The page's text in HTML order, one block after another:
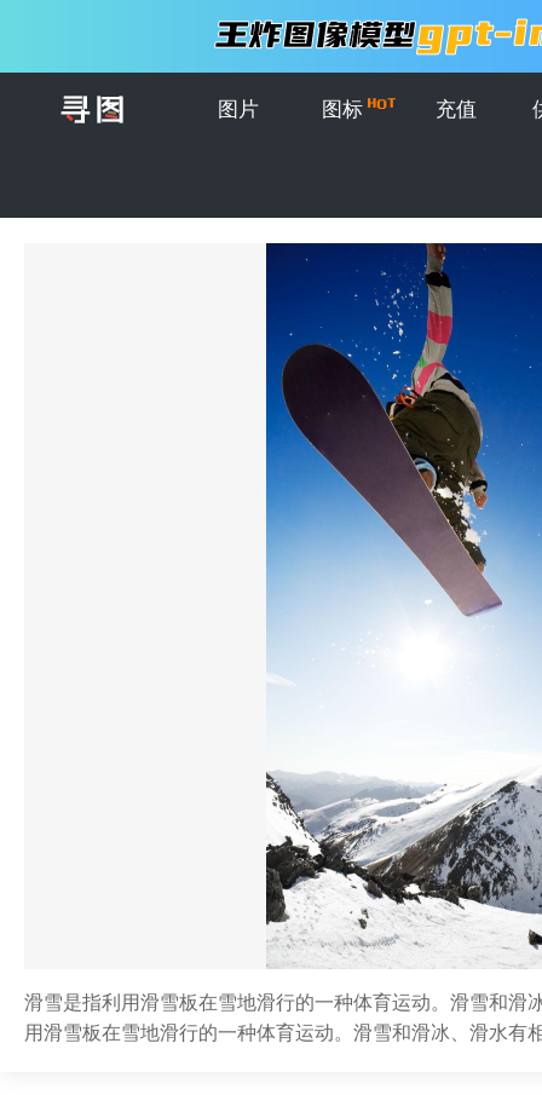
图片 图标 充值
滑雪是指利用滑雪板在雪地滑行的一种体育运动。滑雪和
用滑雪板在雪地滑行的一种体育运动。滑雪和滑冰、滑水有